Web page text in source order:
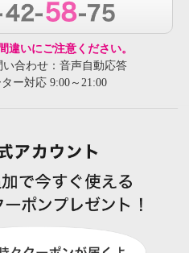
いにご注意ください。
合わせ：音声自動応答
ー対応 9:00～21:00